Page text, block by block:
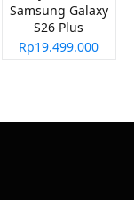
Samsung Galaxy
S26 Plus
Rp19.499.000